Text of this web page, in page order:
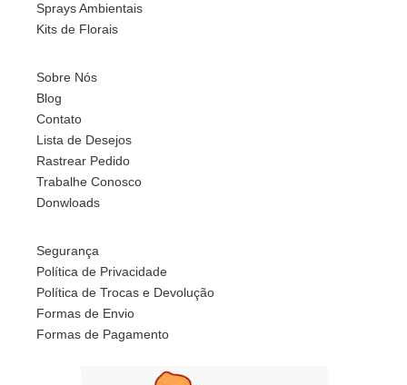
Sprays Ambientais
Kits de Florais
Sobre Nós
Blog
Contato
Lista de Desejos
Rastrear Pedido
Trabalhe Conosco
Donwloads
Segurança
Política de Privacidade
Política de Trocas e Devolução
Formas de Envio
Formas de Pagamento